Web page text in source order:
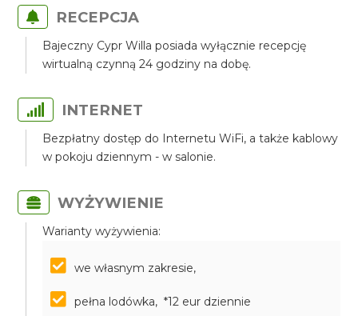
RECEPCJA
Bajeczny Cypr Willa posiada wyłącznie recepcję
wirtualną czynną 24 godziny na dobę.
INTERNET
Bezpłatny dostęp do Internetu WiFi, a także kablowy
w pokoju dziennym - w salonie.
WYŻYWIENIE
Warianty wyżywienia:
we własnym zakresie,
pełna lodówka, *12 eur dziennie